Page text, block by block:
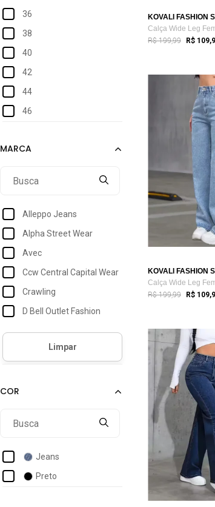
36
38
40
42
44
46
Alleppo Jeans
Alpha Street Wear
Avec
Ccw Central Capital Wear
Crawling
D Bell Outlet Fashion
Donna De Paula
Ed E A E Jeans
Maria Paes
Jeans
Preto
KOVALI FASHION
R$ 199,99 R$
KOVALI FASHION
R$ 199,99 R$